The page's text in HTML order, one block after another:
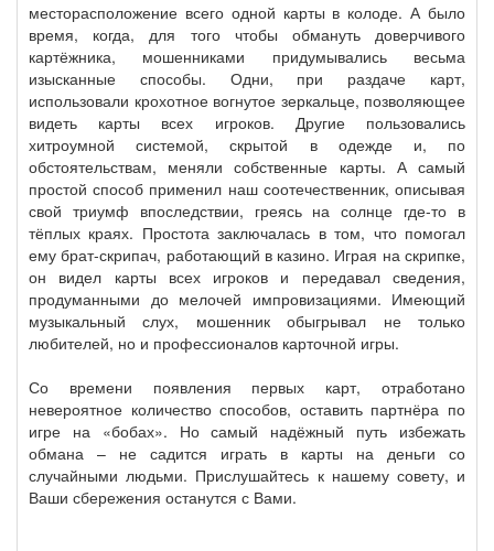
месторасположение всего одной карты в колоде. А было
время, когда, для того чтобы обмануть доверчивого
картёжника, мошенниками придумывались весьма
изысканные способы. Одни, при раздаче карт,
использовали крохотное вогнутое зеркальце, позволяющее
видеть карты всех игроков. Другие пользовались
хитроумной системой, скрытой в одежде и, по
обстоятельствам, меняли собственные карты. А самый
простой способ применил наш соотечественник, описывая
свой триумф впоследствии, греясь на солнце где-то в
тёплых краях. Простота заключалась в том, что помогал
ему брат-скрипач, работающий в казино. Играя на скрипке,
он видел карты всех игроков и передавал сведения,
продуманными до мелочей импровизациями. Имеющий
музыкальный слух, мошенник обыгрывал не только
любителей, но и профессионалов карточной игры.
Со времени появления первых карт, отработано
невероятное количество способов, оставить партнёра по
игре на «бобах». Но самый надёжный путь избежать
обмана – не садится играть в карты на деньги со
случайными людьми. Прислушайтесь к нашему совету, и
Ваши сбережения останутся с Вами.